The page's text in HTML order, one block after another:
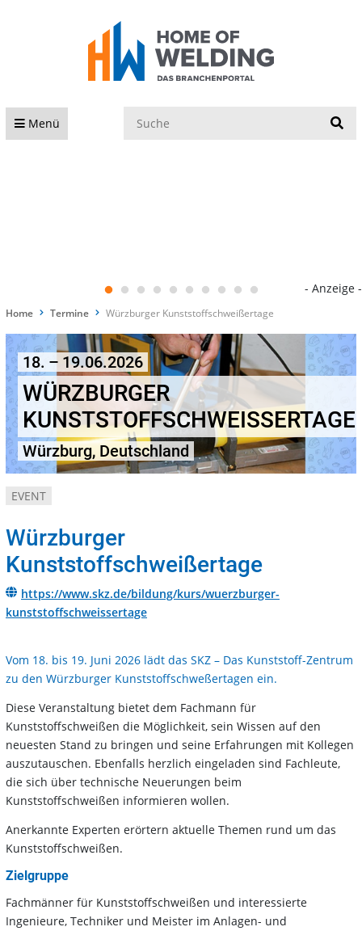
Menü
- Anzeige -
Home Termine Würzburger Kunststoffschweißertage
18. – 19.06.2026
WÜRZBURGER
KUNSTSTOFFSCHWEISSERTAGE
Würzburg, Deutschland
EVENT
Würzburger
Kunststoffschweißertage
https://www.skz.de/bildung/kurs/wuerzburger-
kunststoffschweissertage
Vom 18. bis 19. Juni 2026 lädt das SKZ – Das Kunststoff-Zentrum
zu den Würzburger Kunststoffschweßertagen ein.
Diese Veranstaltung bietet dem Fachmann für
Kunststoffschweißen die Möglichkeit, sein Wissen auf den
neuesten Stand zu bringen und seine Erfahrungen mit Kollegen
auszutauschen. Ebenfalls herzlich eingeladen sind Fachleute,
die sich über technische Neuerungen beim
Kunststoffschweißen informieren wollen.
Anerkannte Experten erörtern aktuelle Themen rund um das
Kunststoffschweißen.
Zielgruppe
Fachmänner für Kunststoffschweißen und interessierte
Ingenieure, Techniker und Meister im Anlagen- und